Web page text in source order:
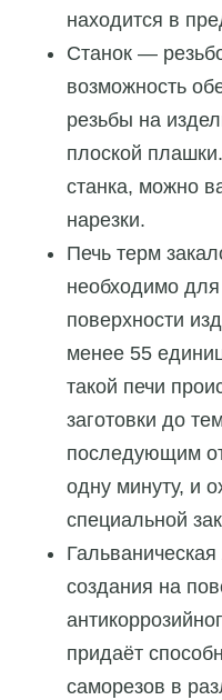
находится в
Станок —
возможность
резьбы на
плоской
станка, можно
нарезки.
Печь терм
необходимо
поверхности
менее 55
такой печи
заготовки до
последующим
одну минуту, и
специальной
создания на
придаёт
саморезов в